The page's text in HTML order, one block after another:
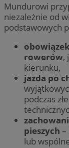
Mundurowi
niezależnie od
podstawowych
rowerów,
kierunku,
jazda po
podczas
pieszych –
lub